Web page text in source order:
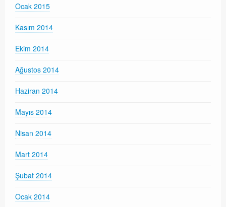
Ocak 2015
Kasım 2014
Ekim 2014
Ağustos 2014
Haziran 2014
Mayıs 2014
Nisan 2014
Mart 2014
Şubat 2014
Ocak 2014